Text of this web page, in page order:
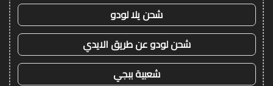
شحن يلا لودو
شحن لودو عن طريق الايدي
شعبية ببجي